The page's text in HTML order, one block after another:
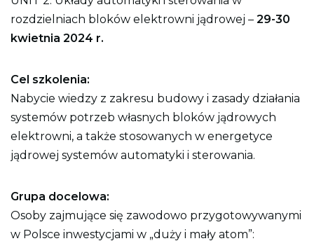
rozdzielniach bloków elektrowni jądrowej – 29-30
kwietnia 2024 r.
Cel szkolenia:
Nabycie wiedzy z zakresu budowy i zasady działania
systemów potrzeb własnych bloków jądrowych
elektrowni, a także stosowanych w energetyce
jądrowej systemów automatyki i sterowania.
Grupa docelowa:
Osoby zajmujące się zawodowo przygotowywanymi
w Polsce inwestycjami w „duży i mały atom”: